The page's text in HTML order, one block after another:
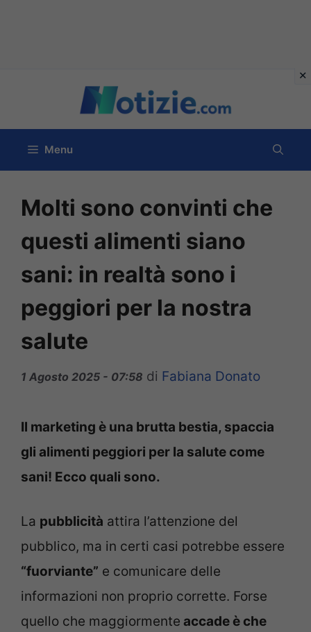
contenuto
Menu
Molti sono convinti che
questi alimenti siano
sani: in realtà sono i
peggiori per la nostra
salute
1 Agosto 2025 - 07:58 di Fabiana Donato
Il marketing è una brutta bestia, spaccia
gli alimenti peggiori per la salute come
sani! Ecco quali sono.
La pubblicità attira l’attenzione del
pubblico, ma in certi casi potrebbe essere
“fuorviante” e comunicare delle
informazioni non proprio corrette. Forse
quello che maggiormente accade è che